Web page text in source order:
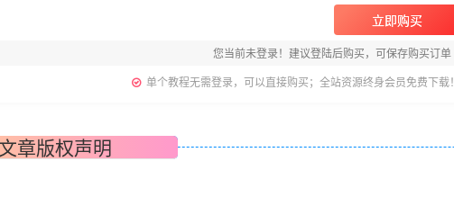
立即购买
您当前未登录！建议登陆后购买，可保存购买订单
单个教程无需登录，可以直接购买；全站资源终身会员免费下载！
章版权声明